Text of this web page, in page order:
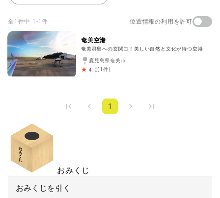
全 1 件中 1-1件 位置情報の利用を許可
奄美空港
奄美群島への玄関口！美しい自然と文化が待つ空港
鹿児島県奄美市
4.0( 1件)
1
おみくじ
おみくじを引く